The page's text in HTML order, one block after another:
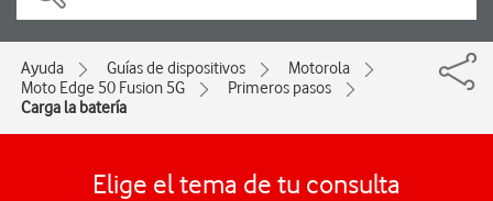
Ayuda Guías de dispositivos
Motorola
Moto Edge 50 Fusion 5G
Primeros pasos
Carga la batería
Elige el tema de tu consulta